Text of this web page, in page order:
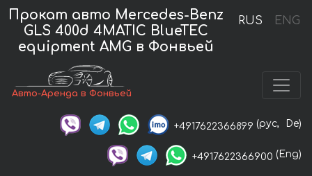
RUS ENG
Прокат авто Mercedes-Benz
GLS 400d 4MATIC BlueTEC
equipment AMG в Фонвьей
Авто-Аренда в Фонвьей
+4917622366899 (рус, De)
+4917622366900 (Eng)